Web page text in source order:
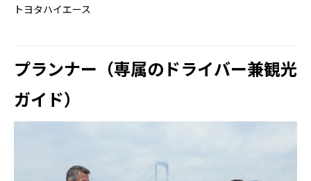
本の結婚式を見かけることがあるかもしれま
渋谷スクランブル交差点
では、無数の人々が一斉に交差する、迫力あ
る光景を体験できます。まるで人の波が押し
トヨタハイエース
プランナー（専属のドライバー兼観光
ガイド）